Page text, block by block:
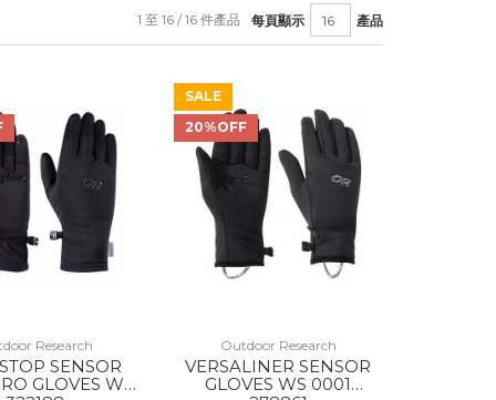
每頁顯示 產品
1 至 16 / 16 件產品
Research
SENSOR
GLOVES WS
SALE
20%OFF
Outdoor Research
VERSALINER SENSOR
GLOVES WS 0001